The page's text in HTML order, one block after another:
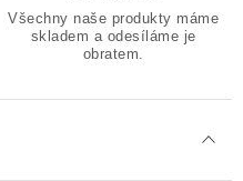
Všechny naše produkty máme
skladem a odesíláme je
obratem.